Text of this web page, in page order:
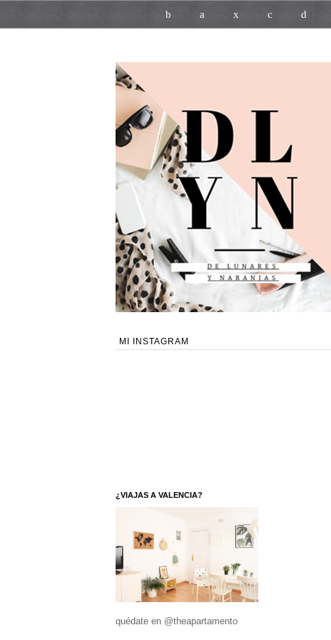
b a x c d
MI INSTAGRAM
¿VIAJAS A VALENCIA?
quédate en @theapartamento